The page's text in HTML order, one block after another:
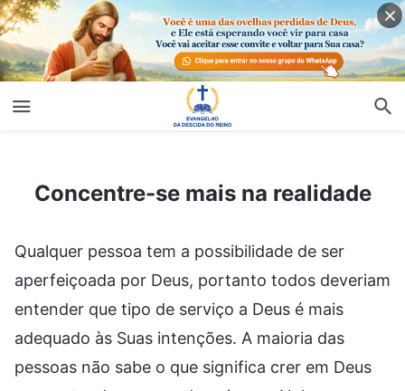
Concentre-se mais na realidade
Concentre-se mais na realidade
Qualquer pessoa tem a possibilidade de ser
aperfeiçoada por Deus, portanto todos deveriam
entender que tipo de serviço a Deus é mais
adequado às Suas intenções. A maioria das
pessoas não sabe o que significa crer em Deus